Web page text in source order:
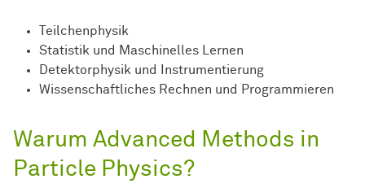
Teilchenphysik
Statistik und Maschinelles Lernen
Detektorphysik und Instrumentierung
Wissenschaftliches Rechnen und Programmieren
Warum Advanced Methods in
Particle Physics?